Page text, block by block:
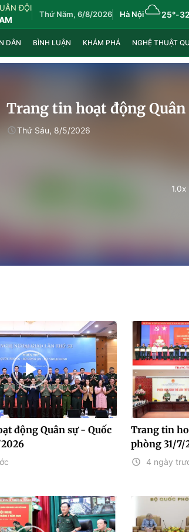
ĐỘI
Thứ Năm, 6/8/2026 Hà Nội 25°-
DÂN BÌNH LUẬN KHÁM PHÁ NGHỆ THUẬT
Trang tin hoạt động
Thứ Sáu, 8/5/2026
1.0x
động Quân sự - Quốc
Trang tin
phòng 31/7/
4 ngày